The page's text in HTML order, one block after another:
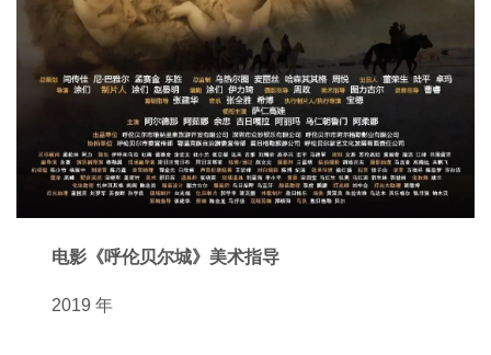
电影《呼伦贝尔城》美术指导
2019 年